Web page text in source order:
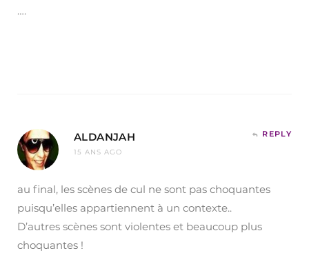
….
ALDANJAH
15 ANS AGO
REPLY
au final, les scènes de cul ne sont pas choquantes
puisqu’elles appartiennent à un contexte..
D’autres scènes sont violentes et beaucoup plus
choquantes !